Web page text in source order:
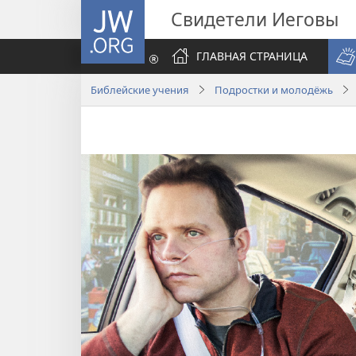
JW.ORG Свидетели Иеговы
ГЛАВНАЯ СТРАНИЦА
Библейские учения Подростки и молодёжь